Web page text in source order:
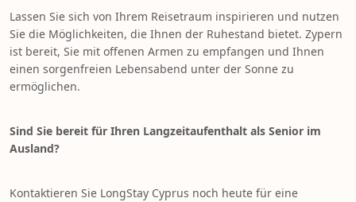
Lassen Sie sich von Ihrem Reisetraum inspirieren und nutzen
Sie die Möglichkeiten, die Ihnen der Ruhestand bietet. Zypern
ist bereit, Sie mit offenen Armen zu empfangen und Ihnen
einen sorgenfreien Lebensabend unter der Sonne zu
ermöglichen.
Sind Sie bereit für Ihren Langzeitaufenthalt als Senior im
Ausland?
Kontaktieren Sie LongStay Cyprus noch heute für eine